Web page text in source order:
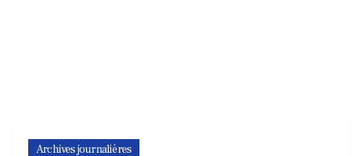
Archives journalières